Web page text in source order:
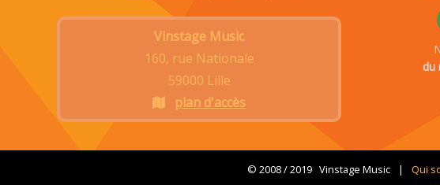
Vinstage Music
160, rue Nationale
59000 Lille
plan d'accès
du
© 2008 / 2019 Vinstage Music Qui